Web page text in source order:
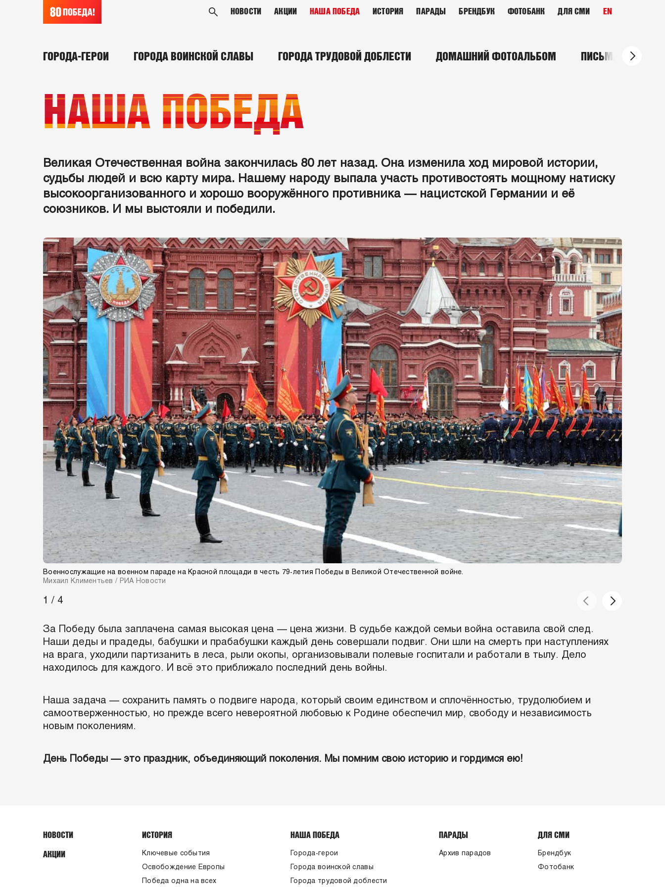
НОВОСТИ АКЦИИ НАША ПОБЕДА ИСТОРИЯ ПАРАДЫ БРЕНДБУК ФОТОБАНК ДЛЯ СМИ EN
ГОРОДА-ГЕРОИ ГОРОДА ВОИНСКОЙ СЛАВЫ ГОРОДА ТРУДОВОЙ ДОБЛЕСТИ ДОМАШНИЙ ФОТОАЛЬБОМ ПИСЬМА С
НАША ПОБЕДА
Великая Отечественная война закончилась 80 лет назад. Она изменила ход мировой истории,
судьбы людей и всю карту мира. Нашему народу выпала участь противостоять мощному натиску
высокоорганизованного и хорошо вооружённого противника — нацистской Германии и её
союзников. И мы выстояли и победили.
Военнослужащие на военном параде на Красной площади в честь 79-летия Победы в Великой Отечественной войне.
Михаил Климентьев / РИА Новости
1 / 4
За Победу была заплачена самая высокая цена — цена жизни. В судьбе каждой семьи война оставила свой след.
Наши деды и прадеды, бабушки и прабабушки каждый день совершали подвиг. Они шли на смерть при наступлениях
на врага, уходили партизанить в леса, рыли окопы, организовывали полевые госпитали и работали в тылу. Дело
находилось для каждого. И всё это приближало последний день войны.
Наша задача — сохранить память о подвиге народа, который своим единством и сплочённостью, трудолюбием и
самоотверженностью, но прежде всего невероятной любовью к Родине обеспечил мир, свободу и независимость
новым поколениям.
День Победы — это праздник, объединяющий поколения. Мы помним свою историю и гордимся ею!
НОВОСТИ
АКЦИИ
ИСТОРИЯ
Ключевые события
Освобождение Европы
Победа одна на всех
НАША ПОБЕДА
Города-герои
Города воинской славы
Города трудовой доблести
ПАРАДЫ
Архив парадов
ДЛЯ СМИ
Брендбук
Фотобанк